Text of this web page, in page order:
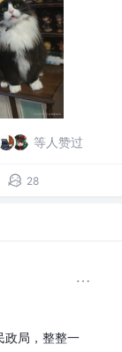
等人赞过
28
政局，整整一